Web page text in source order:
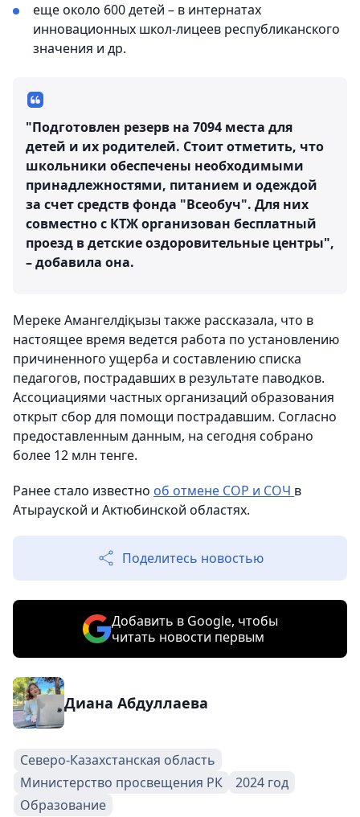
еще около 600 детей – в интернатах
инновационных школ-лицеев республиканского
значения и др.
"Подготовлен резерв на 7094 места для
детей и их родителей. Стоит отметить, что
школьники обеспечены необходимыми
принадлежностями, питанием и одеждой
за счет средств фонда "Всеобуч". Для них
совместно с КТЖ организован бесплатный
проезд в детские оздоровительные центры",
– добавила она.
Мереке Амангелдіқызы также рассказала, что в
настоящее время ведется работа по установлению
причиненного ущерба и составлению списка
педагогов, пострадавших в результате паводков.
Ассоциациями частных организаций образования
открыт сбор для помощи пострадавшим. Согласно
предоставленным данным, на сегодня собрано
более 12 млн тенге.
Ранее стало известно об отмене СОР и СОЧ в
Атырауской и Актюбинской областях.
Поделитесь новостью
Добавить в Google, чтобы
читать новости первым
Диана Абдуллаева
Северо-Казахстанская область
Министерство просвещения РК
2024 год
Образование